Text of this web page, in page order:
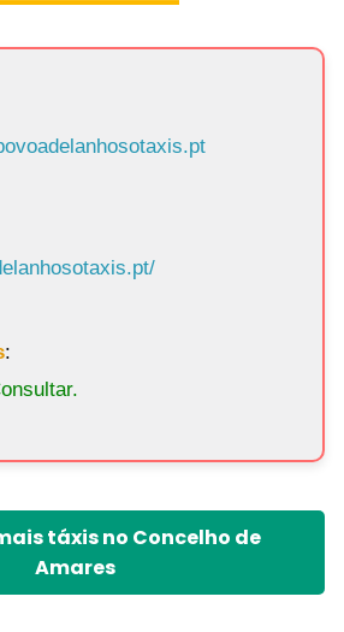
:
táxis no Concelho de
Amares